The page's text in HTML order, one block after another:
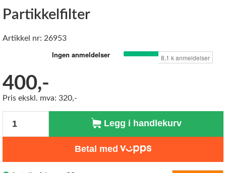
Partikkelfilter
Artikkel nr: 26953
400,-
Pris ekskl. mva: 320,-
Antall
Legg i handlekurv
Betal med